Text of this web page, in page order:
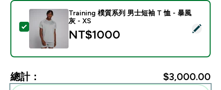
選取此商品 - Training 樸質系列 男士短袖 T 恤 - 暴風灰
Training 樸質系列 男士短袖 T 恤 - 暴風
灰 - XS
NT$1000‎
總計： $3,000.00‎